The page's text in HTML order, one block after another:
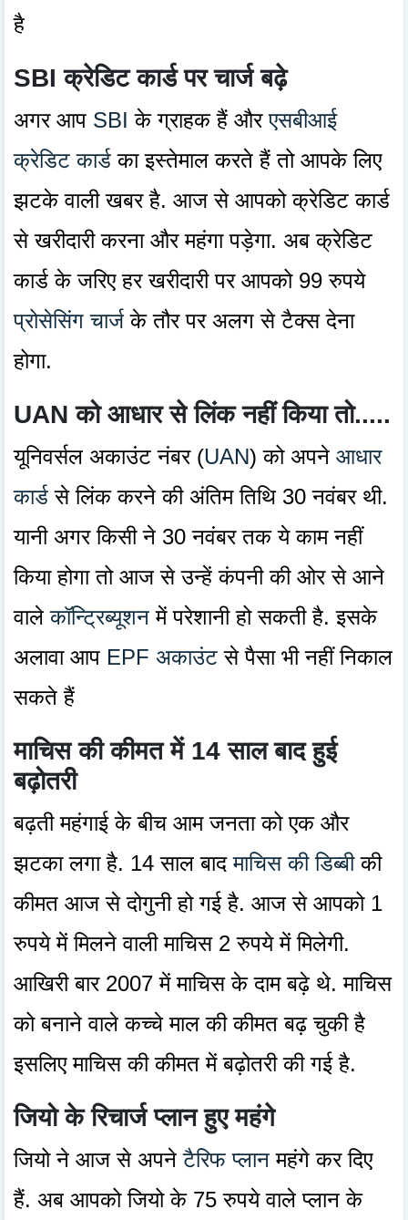
है
SBI क्रेडिट कार्ड पर चार्ज बढ़े
अगर आप SBI के ग्राहक हैं औरएसबीआई
क्रेडिट कार्ड का इस्तेमाल करते हैं तो आपके लिए
झटके वाली खबर है. आज से आपको क्रेडिट कार्ड
से खरीदारी करना और महंगा पड़ेगा. अब क्रेडिट
कार्ड के जरिए हर खरीदारी पर आपको 99 रुपये
प्रोसेसिंग चार्जके तौर पर अलग से टैक्स देना
होगा.
UAN को आधार से लिंक नहीं किया तो.....
यूनिवर्सल अकाउंट नंबर (UAN) को अपने आधार
कार्ड से लिंक करने की अंतिम तिथि 30 नवंबर थी.
यानी अगर किसी ने 30 नवंबर तक ये काम नहीं
किया होगा तो आज से उन्हें कंपनी की ओर से आने
वालेकॉन्ट्रिब्यूशन में परेशानी हो सकती है. इसके
अलावा आप EPF अकाउंट से पैसा भी नहीं निकाल
सकते हैं
माचिस की कीमत में 14 साल बाद हुई
बढ़ोतरी
बढ़ती महंगाई के बीच आम जनता को एक और
झटका लगा है. 14 साल बादमाचिस की डिब्बीकी
कीमत आज से दोगुनी हो गई है. आज से आपको 1
रुपये में मिलने वाली माचिस 2 रुपये में मिलेगी.
आखिरी बार 2007 में माचिस के दाम बढ़े थे. माचिस
को बनाने वाले कच्चे माल की कीमत बढ़ चुकी है
इसलिए माचिस की कीमत में बढ़ोतरी की गई है.
जियो के रिचार्ज प्लान हुए महंगे
जियो ने आज से अपनेटैरिफ प्लान महंगे कर दिए
हैं. अब आपको जियो के 75 रुपये वाले प्लान के